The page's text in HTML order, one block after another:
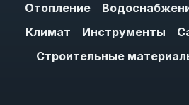
Отопление
Климат
Инструменты
Строительные